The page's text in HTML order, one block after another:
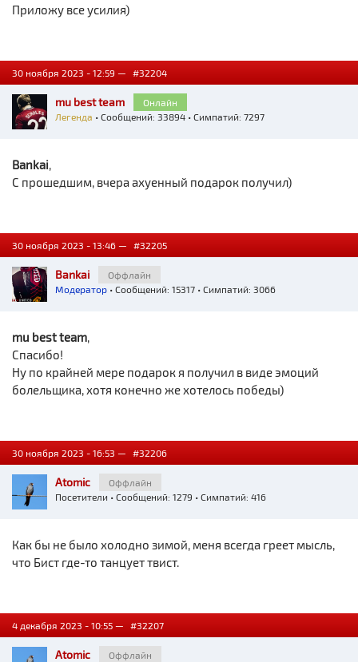
Приложу все усилия)
30 ноября 2023 - 12:59 — #32204
mu best team
Онлайн
Легенда • Сообщений: 33894 • Симпатий: 7297
Bankai,
С прошедшим, вчера ахуенный подарок получил)
30 ноября 2023 - 13:46 — #32205
Bankai
Оффлайн
Модератор • Сообщений: 15317 • Симпатий: 3066
mu best team,
Спасибо!
Ну по крайней мере подарок я получил в виде эмоций
болельщика, хотя конечно же хотелось победы)
30 ноября 2023 - 16:53 — #32206
Atomic
Оффлайн
Посетители • Сообщений: 1279 • Симпатий: 416
Как бы не было холодно зимой, меня всегда греет мысль,
что Бист где-то танцует твист.
4 декабря 2023 - 10:55 — #32207
Atomic
Оффлайн